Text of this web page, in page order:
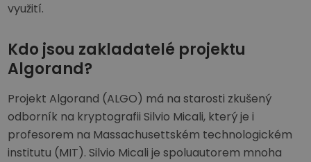
využití.
Kdo jsou zakladatelé projektu
Algorand?
Projekt Algorand (ALGO) má na starosti zkušený
odborník na kryptografii Silvio Micali, který je i
profesorem na Massachusettském technologickém
institutu (MIT). Silvio Micali je spoluautorem mnoha